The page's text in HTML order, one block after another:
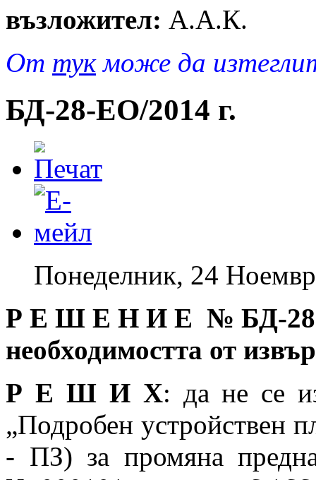
възложител: А.А.К.
От тукможе да
БД-28-EO/2014 г.
Понеделник, 24
Р Е Ш Е Н И Е № БД-
необходимостта от
Р Е Ш И Х: да не се
„Подробен устройствен
- ПЗ) за промяна